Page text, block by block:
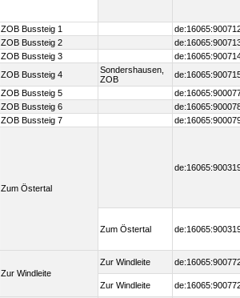
ZOB Bussteig 1
ZOB Bussteig 2
ZOB Bussteig 3
ZOB Bussteig 4
Sondershausen,
ZOB
ZOB Bussteig 5
ZOB Bussteig 6
ZOB Bussteig 7
Zum Östertal
Zum Östertal
Zur Windleite
Zur Windleite
Zur Windleite